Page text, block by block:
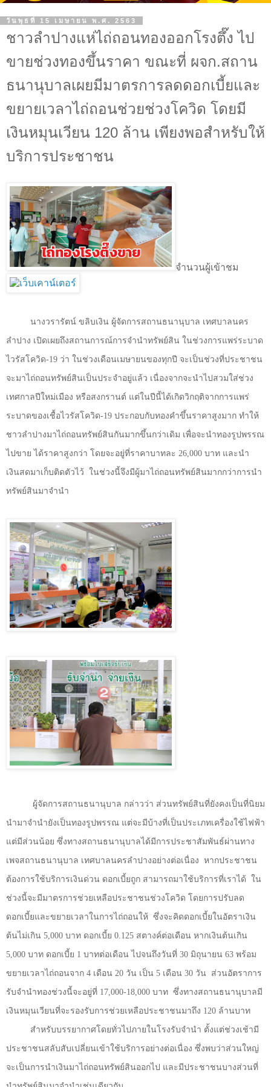
วันพุธที่ 15 เมษายน พ.ศ. 2563
ชาวลำปางแห่ไถ่ถอนทองออกโรงตึ๊ง ไป
ขายช่วงทองขึ้นราคา ขณะที่ ผจก.สถาน
ธนานุบาลเผยมีมาตรการลดดอกเบี้ยและ
ขยายเวลาไถ่ถอนช่วยช่วงโควิด โดยมี
เงินหมุนเวียน 120 ล้าน เพียงพอสำหรับให้
บริการประชาชน
จำนวนผู้เข้าชม
นางวรารัตน์ ขลิบเงิน ผู้จัดการสถานธนานุบาล เทศบาลนคร
ลำปาง เปิดเผยถึงสถานการณ์การจำนำทรัพย์สิน ในช่วงการแพร่ระบาด
ไวรัสโควิด-19 ว่า ในช่วงเดือนเมษายนของทุกปี จะเป็นช่วงที่ประชาชน
จะมาไถ่ถอนทรัพย์สินเป็นประจำอยู่แล้ว เนื่องจากจะนำไปสวมใส่ช่วง
เทศกาลปีใหม่เมือง หรือสงกรานต์ แต่ในปีนี้ได้เกิดวิกฤติจากการแพร่
ระบาดของเชื้อไวรัสโควิด-19 ประกอบกับทองคำขึ้นราคาสูงมาก ทำให้
ชาวลำปางมาไถ่ถอนทรัพย์สินกันมากขึ้นกว่าเดิม เพื่อจะนำทองรูปพรรณ
ไปขาย ได้ราคาสูงกว่า โดยจะอยู่ที่ราคาบาทละ 26,000 บาท และนำ
เงินสดมาเก็บติดตัวไว้ ในช่วงนี้จึงมีผู้มาไถ่ถอนทรัพย์สินมากกว่าการนำ
ทรัพย์สินมาจำนำ
ผู้จัดการสถานธนานุบาล กล่าวว่า ส่วนทรัพย์สินที่ยังคงเป็นที่นิยม
นำมาจำนำยังเป็นทองรูปพรรณ แต่จะมีบ้างที่เป็นประเภทเครื่องใช้ไฟฟ้า
แต่มีส่วนน้อย ซึ่งทางสถานธนานุบาลได้มีการประชาสัมพันธ์ผ่านทาง
เพจสถานธนานุบาล เทศบาลนครลำปางอย่างต่อเนื่อง หากประชาชน
ต้องการใช้บริการเงินด่วน ดอกเบี้ยถูก สามารถมาใช้บริการที่เราได้ ใน
ช่วงนี้จะมีมาตรการช่วยเหลือประชาชนช่วงโควิด โดยการปรับลด
ดอกเบี้ยและขยายเวลาในการไถ่ถอนให้ ซึ่งจะคิดดอกเบี้ยในอัตราเงิน
ต้นไม่เกิน 5,000 บาท ดอกเบี้ย 0.125 สตางค์ต่อเดือน หากเงินต้นเกิน
5,000 บาท ดอกเบี้ย 1 บาทต่อเดือน ไปจนถึงวันที่ 30 มิถุนายน 63 พร้อม
ขยายเวลาไถ่ถอนจาก 4 เดือน 20 วัน เป็น 5 เดือน 30 วัน ส่วนอัตราการ
รับจำนำทองช่วงนี้จะอยู่ที่ 17,000-18,000 บาท ซึ่งทางสถานธนานุบาลมี
เงินหมุนเวียนที่จะรองรับการช่วยเหลือประชาชนมาถึง 120 ล้านบาท
สำหรับบรรยากาศโดยทั่วไปภายในโรงรับจำนำ ตั้งแต่ช่วงเช้ามี
ประชาชนสลับสับเปลี่ยนเข้าใช้บริการอย่างต่อเนื่อง ซึ่งพบว่าส่วนใหญ่
จะเป็นการนำเงินมาไถ่ถอนทรัพย์สินออกไป และมีประชาชนบางส่วนที่